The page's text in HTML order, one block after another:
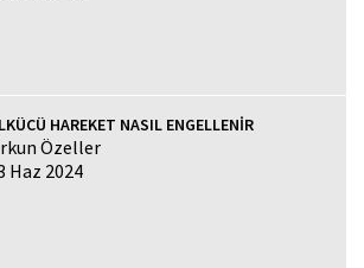
HAREKET NASIL ENGELLENİR
Özeller
Haz 2024